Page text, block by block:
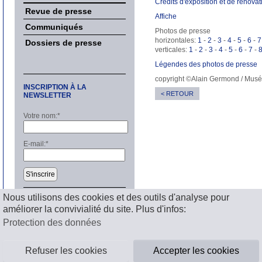
Nous utilisons des cookies et des outils d'analyse pour
améliorer la convivialité du site. Plus d'infos:
Protection des données
Refuser les cookies Accepter les cookies
Revue de presse
Communiqués
Dossiers de presse
INSCRIPTION À LA
NEWSLETTER
Votre nom:*
E-mail:*
S'inscrire
Crédits d'exposition et de
Affiche
Photos de presse
horizontales: 1 - 2 - 3 - 4 - 5 - 6 - 7
verticales: 1 - 2 - 3 - 4 - 5 - 6 - 7 - 8
Légendes des photos de presse
copyright ©Alain Germond /
< RETOUR